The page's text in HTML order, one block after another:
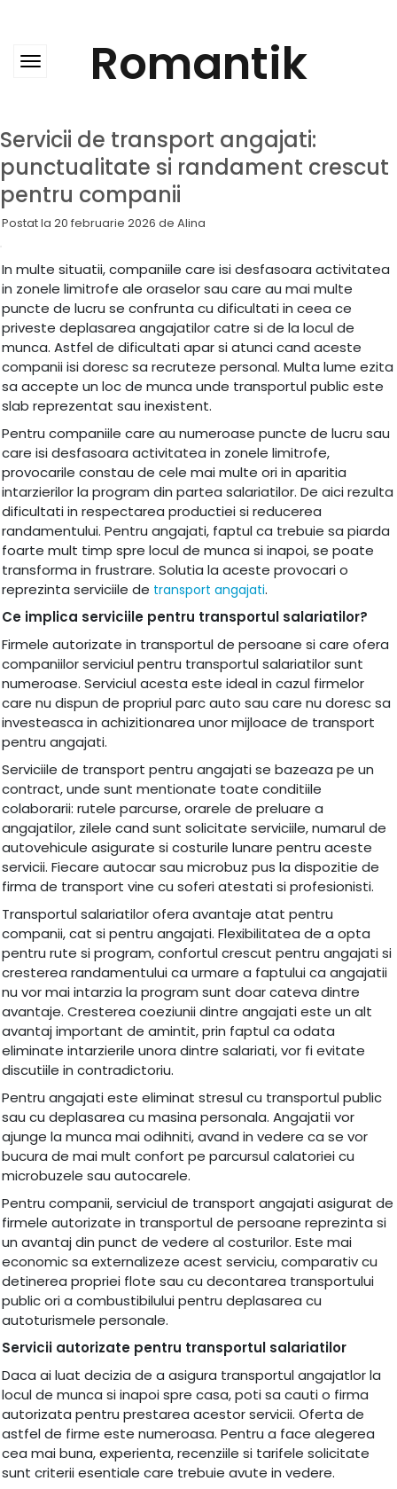
Romantik
Servicii de transport angajati:
punctualitate si randament crescut
pentru companii
Postat la 20 februarie 2026 de Alina
In multe situatii, companiile care isi desfasoara activitatea
in zonele limitrofe ale oraselor sau care au mai multe
puncte de lucru se confrunta cu dificultati in ceea ce
priveste deplasarea angajatilor catre si de la locul de
munca. Astfel de dificultati apar si atunci cand aceste
companii isi doresc sa recruteze personal. Multa lume ezita
sa accepte un loc de munca unde transportul public este
slab reprezentat sau inexistent.
Pentru companiile care au numeroase puncte de lucru sau
care isi desfasoara activitatea in zonele limitrofe,
provocarile constau de cele mai multe ori in aparitia
intarzierilor la program din partea salariatilor. De aici rezulta
dificultati in respectarea productiei si reducerea
randamentului. Pentru angajati, faptul ca trebuie sa piarda
foarte mult timp spre locul de munca si inapoi, se poate
transforma in frustrare. Solutia la aceste provocari o
reprezinta serviciile de transport angajati.
Ce implica serviciile pentru transportul salariatilor?
Firmele autorizate in transportul de persoane si care ofera
companiilor serviciul pentru transportul salariatilor sunt
numeroase. Serviciul acesta este ideal in cazul firmelor
care nu dispun de propriul parc auto sau care nu doresc sa
investeasca in achizitionarea unor mijloace de transport
pentru angajati.
Serviciile de transport pentru angajati se bazeaza pe un
contract, unde sunt mentionate toate conditiile
colaborarii: rutele parcurse, orarele de preluare a
angajatilor, zilele cand sunt solicitate serviciile, numarul de
autovehicule asigurate si costurile lunare pentru aceste
servicii. Fiecare autocar sau microbuz pus la dispozitie de
firma de transport vine cu soferi atestati si profesionisti.
Transportul salariatilor ofera avantaje atat pentru
companii, cat si pentru angajati. Flexibilitatea de a opta
pentru rute si program, confortul crescut pentru angajati si
cresterea randamentului ca urmare a faptului ca angajatii
nu vor mai intarzia la program sunt doar cateva dintre
avantaje. Cresterea coeziunii dintre angajati este un alt
avantaj important de amintit, prin faptul ca odata
eliminate intarzierile unora dintre salariati, vor fi evitate
discutiile in contradictoriu.
Pentru angajati este eliminat stresul cu transportul public
sau cu deplasarea cu masina personala. Angajatii vor
ajunge la munca mai odihniti, avand in vedere ca se vor
bucura de mai mult confort pe parcursul calatoriei cu
microbuzele sau autocarele.
Pentru companii, serviciul de transport angajati asigurat de
firmele autorizate in transportul de persoane reprezinta si
un avantaj din punct de vedere al costurilor. Este mai
economic sa externalizeze acest serviciu, comparativ cu
detinerea propriei flote sau cu decontarea transportului
public ori a combustibilului pentru deplasarea cu
autoturismele personale.
Servicii autorizate pentru transportul salariatilor
Daca ai luat decizia de a asigura transportul angajatlor la
locul de munca si inapoi spre casa, poti sa cauti o firma
autorizata pentru prestarea acestor servicii. Oferta de
astfel de firme este numeroasa. Pentru a face alegerea
cea mai buna, experienta, recenziile si tarifele solicitate
sunt criterii esentiale care trebuie avute in vedere.